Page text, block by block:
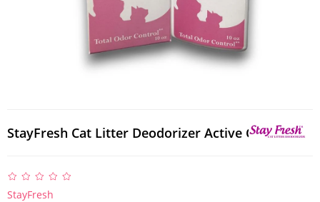
StayFresh Cat Litter Deodorizer Active Carbon
StayFresh